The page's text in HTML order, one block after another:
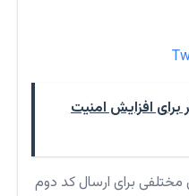
برای افزایش امنیت
برای ارسال کد دوم